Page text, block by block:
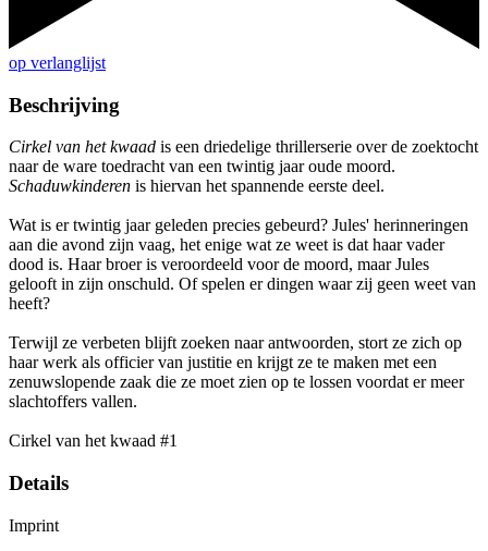
op verlanglijst
Beschrijving
Cirkel van het kwaad is een driedelige thrillerserie over de zoektocht
naar de ware toedracht van een twintig jaar oude moord.
Schaduwkinderen is hiervan het spannende eerste deel.
Wat is er twintig jaar geleden precies gebeurd? Jules' herinneringen
aan die avond zijn vaag, het enige wat ze weet is dat haar vader
dood is. Haar broer is veroordeeld voor de moord, maar Jules
gelooft in zijn onschuld. Of spelen er dingen waar zij geen weet van
heeft?
Terwijl ze verbeten blijft zoeken naar antwoorden, stort ze zich op
haar werk als officier van justitie en krijgt ze te maken met een
zenuwslopende zaak die ze moet zien op te lossen voordat er meer
slachtoffers vallen.
Cirkel van het kwaad #1
Details
Imprint